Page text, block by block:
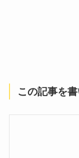
この記事を